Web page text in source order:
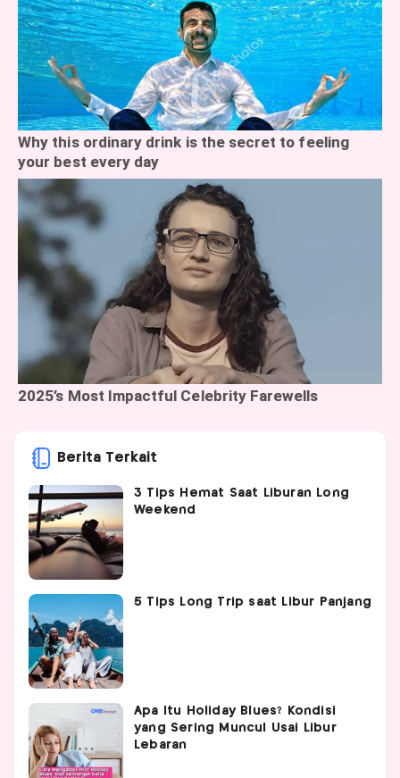
Berita Terkait
3 Tips Hemat Saat Liburan Long
Weekend
5 Tips Long Trip saat Libur Panjang
Apa Itu Holiday Blues? Kondisi
yang Sering Muncul Usai Libur
Lebaran